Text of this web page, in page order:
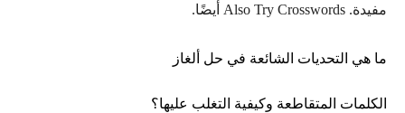
مفيدة. Also Try Crosswords أيضًا.
ما هي التحديات الشائعة في حل ألغاز
الكلمات المتقاطعة وكيفية التغلب عليها؟